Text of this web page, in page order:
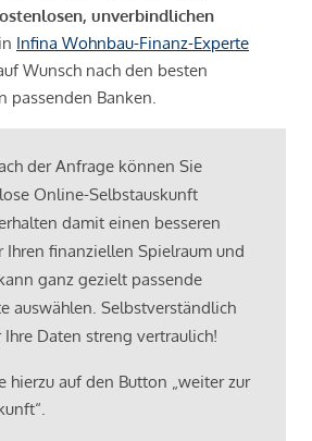
unverbindlichen
Infina Wohnbau-Finanz-Experte
Wunsch nach den besten
passenden Banken.
der Anfrage können Sie
Online-Selbstauskunft
damit einen besseren
Ihren finanziellen Spielraum und
ganz gezielt passende
auswählen. Selbstverständlich
Daten streng vertraulich!
hierzu auf den Button „weiter zur